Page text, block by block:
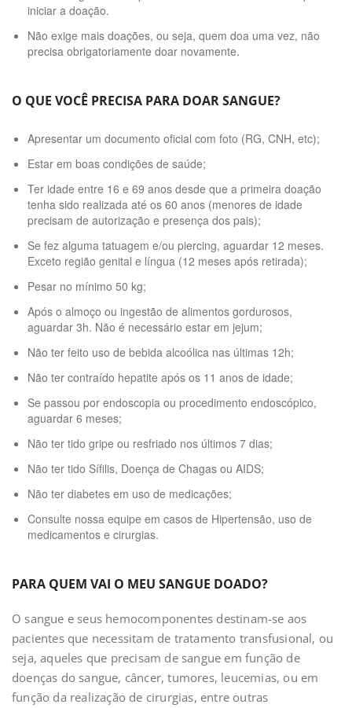
iniciar a doação.
Não exige mais doações, ou seja, quem doa uma vez, não
precisa obrigatoriamente doar novamente.
O QUE VOCÊ PRECISA PARA DOAR SANGUE?
Apresentar um documento oficial com foto (RG, CNH, etc);
Estar em boas condições de saúde;
Ter idade entre 16 e 69 anos desde que a primeira doação
tenha sido realizada até os 60 anos (menores de idade
precisam de autorização e presença dos pais);
Se fez alguma tatuagem e/ou piercing, aguardar 12 meses.
Exceto região genital e língua (12 meses após retirada);
Pesar no mínimo 50 kg;
Após o almoço ou ingestão de alimentos gordurosos,
aguardar 3h. Não é necessário estar em jejum;
Não ter feito uso de bebida alcoólica nas últimas 12h;
Não ter contraído hepatite após os 11 anos de idade;
Se passou por endoscopia ou procedimento endoscópico,
aguardar 6 meses;
Não ter tido gripe ou resfriado nos últimos 7 dias;
Não ter tido Sífilis, Doença de Chagas ou AIDS;
Não ter diabetes em uso de medicações;
Consulte nossa equipe em casos de Hipertensão, uso de
medicamentos e cirurgias.
PARA QUEM VAI O MEU SANGUE DOADO?
O sangue e seus hemocomponentes destinam-se aos
pacientes que necessitam de tratamento transfusional, ou
seja, aqueles que precisam de sangue em função de
doenças do sangue, câncer, tumores, leucemias, ou em
função da realização de cirurgias, entre outras